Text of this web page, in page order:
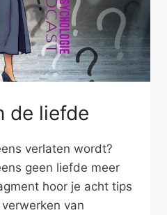
de liefde
verlaten wordt?
geen liefde meer
hoor je acht tips
van